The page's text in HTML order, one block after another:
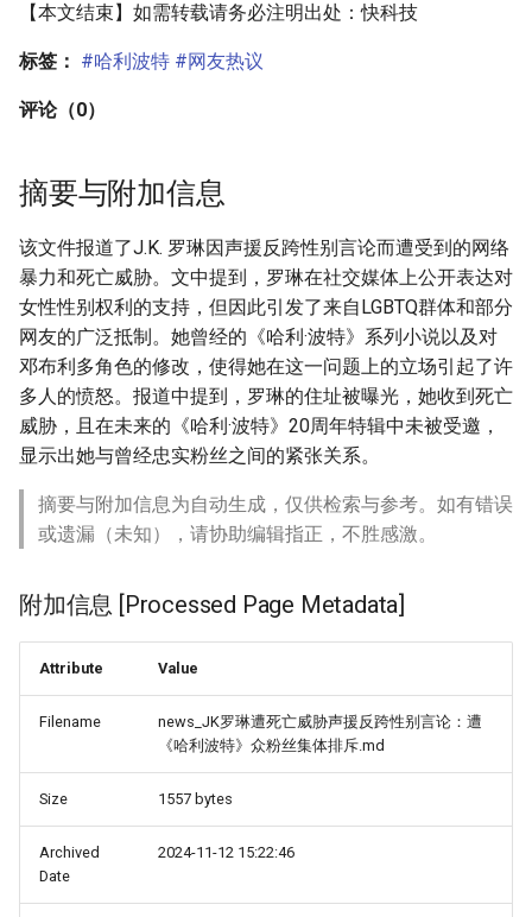
【本文结束】如需转载请务必注明出处：快科技
标签： #哈利波特 #网友热议
评论（0）
摘要与附加信息
该文件报道了J.K. 罗琳因声援反跨性别言论而遭受到的网络
暴力和死亡威胁。文中提到，罗琳在社交媒体上公开表达对
女性性别权利的支持，但因此引发了来自LGBTQ群体和部分
网友的广泛抵制。她曾经的《哈利·波特》系列小说以及对
邓布利多角色的修改，使得她在这一问题上的立场引起了许
多人的愤怒。报道中提到，罗琳的住址被曝光，她收到死亡
威胁，且在未来的《哈利·波特》20周年特辑中未被受邀，
显示出她与曾经忠实粉丝之间的紧张关系。
摘要与附加信息为自动生成，仅供检索与参考。如有错误
或遗漏（未知），请协助编辑指正，不胜感激。
附加信息 [Processed Page Metadata]
Attribute Value
Filename
news_JK罗琳遭死亡威胁声援反跨性别言论：遭
《哈利波特》众粉丝集体排斥.md
Size 1557 bytes
Archived
Date
2024-11-12 15:22:46